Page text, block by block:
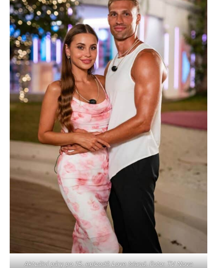
Aktuální páry po 15. epizodě Love Island. Foto: TV Nova